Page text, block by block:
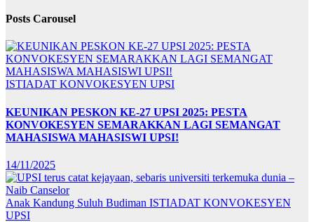
Posts Carousel
ISTIADAT KONVOKESYEN UPSI
KEUNIKAN PESKON KE-27 UPSI 2025: PESTA
KONVOKESYEN SEMARAKKAN LAGI SEMANGAT
MAHASISWA MAHASISWI UPSI!
14/11/2025
Anak Kandung Suluh Budiman ISTIADAT KONVOKESYEN
UPSI